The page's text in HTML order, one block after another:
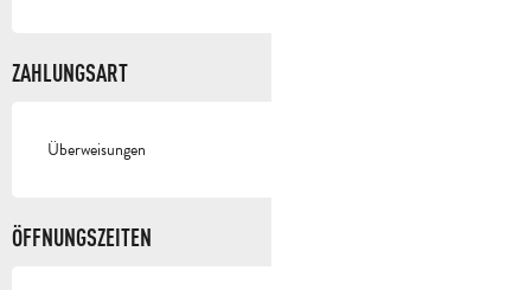
ZAHLUNGSART
Überweisungen
ÖFFNUNGSZEITEN